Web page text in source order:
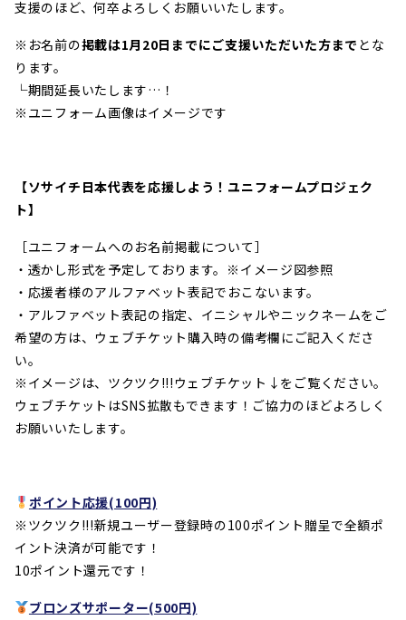
支援のほど、何卒よろしくお願いいたします。
※ お名前の掲載は1月20日までにご支援いただいた方まで とな
ります。
└期間延長いたします…！
※ユニフォーム画像はイメージです
【ソサイチ日本代表を応援しよう！ユニフォームプロジェク
ト】
［ユニフォームへのお名前掲載について］
・透かし形式を予定しております。※イメージ図参照
・応援者様のアルファベット表記でおこないます。
・アルファベット表記の指定、イニシャルやニックネームをご
希望の方は、ウェブチケット購入時の備考欄にご記入くださ
い。
※イメージは、ツクツク!!!ウェブチケット↓をご覧ください。
ウェブチケットはSNS拡散もできます！ご協力のほどよろしく
お願いいたします。
ポイント応援(100円)
※ツクツク!!!新規ユーザー登録時の100ポイント贈呈で全額ポ
イント決済が可能です！
10ポイント還元です！
ブロンズサポーター(500円)